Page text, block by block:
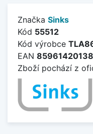
Značka Sinks
Kód 55512
Kód výrobce
EAN
Zboží pochází z